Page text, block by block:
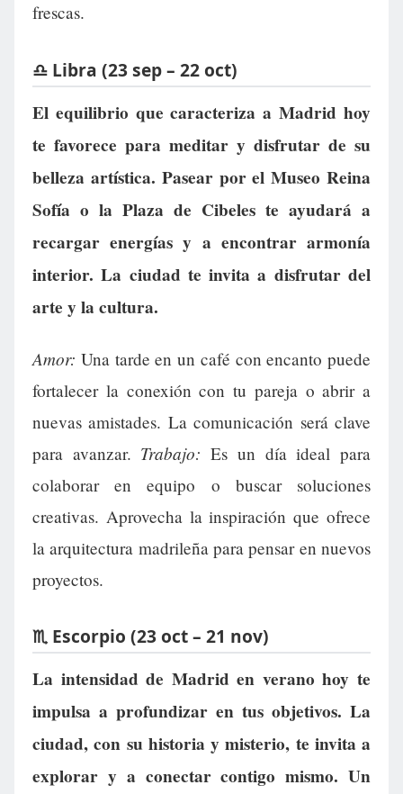
frescas.
♎ Libra (23 sep – 22 oct)
El equilibrio que caracteriza a Madrid hoy
te favorece para meditar y disfrutar de su
belleza artística. Pasear por el Museo Reina
Sofía o la Plaza de Cibeles te ayudará a
recargar energías y a encontrar armonía
interior. La ciudad te invita a disfrutar del
arte y la cultura.
Amor: Una tarde en un café con encanto puede
fortalecer la conexión con tu pareja o abrir a
nuevas amistades. La comunicación será clave
para avanzar. Trabajo: Es un día ideal para
colaborar en equipo o buscar soluciones
creativas. Aprovecha la inspiración que ofrece
la arquitectura madrileña para pensar en nuevos
proyectos.
♏ Escorpio (23 oct – 21 nov)
La intensidad de Madrid en verano hoy te
impulsa a profundizar en tus objetivos. La
ciudad, con su historia y misterio, te invita a
explorar y a conectar contigo mismo. Un